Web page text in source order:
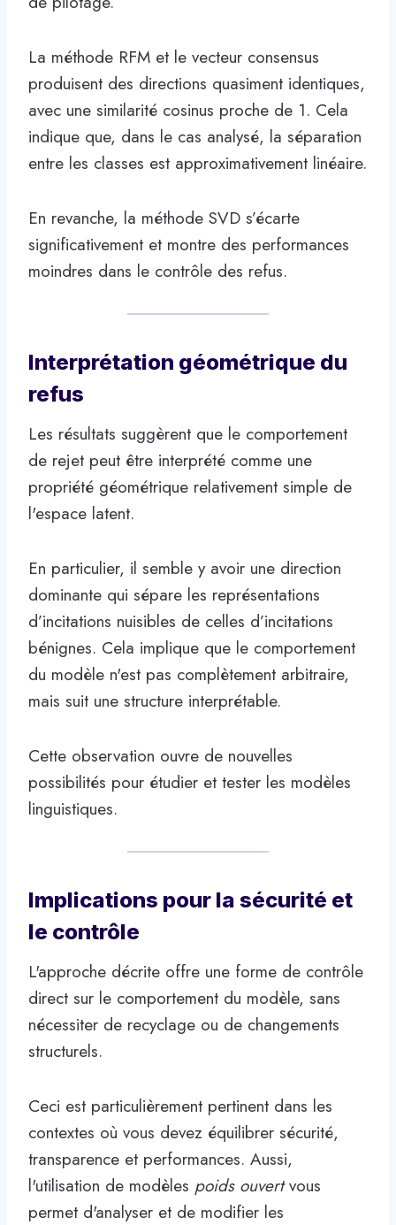
La méthode RFM et le vecteur consensus
produisent des directions quasiment identiques,
avec une similarité cosinus proche de 1. Cela
indique que, dans le cas analysé, la séparation
entre les classes est approximativement linéaire.
En revanche, la méthode SVD s’écarte
significativement et montre des performances
moindres dans le contrôle des refus.
Interprétation géométrique du
refus
Les résultats suggèrent que le comportement
de rejet peut être interprété comme une
propriété géométrique relativement simple de
l'espace latent.
En particulier, il semble y avoir une direction
dominante qui sépare les représentations
d’incitations nuisibles de celles d’incitations
bénignes. Cela implique que le comportement
du modèle n'est pas complètement arbitraire,
mais suit une structure interprétable.
Cette observation ouvre de nouvelles
possibilités pour étudier et tester les modèles
linguistiques.
Implications pour la sécurité et
le contrôle
L'approche décrite offre une forme de contrôle
direct sur le comportement du modèle, sans
nécessiter de recyclage ou de changements
structurels.
Ceci est particulièrement pertinent dans les
contextes où vous devez équilibrer sécurité,
transparence et performances. Aussi,
l'utilisation de modèles poids ouvertvous
permet d'analyser et de modifier les